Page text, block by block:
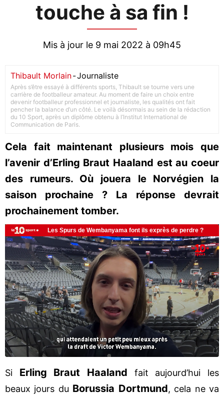
touche à sa fin !
Mis à jour le 9 mai 2022 à 09h45
Thibault Morlain-Journaliste
Après s’être essayé à différents sports, Thibault se tourne vers une
carrière de footballeur amateur. Au moment de faire un choix entre
devenir footballeur professionnel et journaliste, les qualités ont fait
pencher la balance d’un côté. Le voilà désormais au sein de la rédaction
du 10 Sport, après un diplôme obtenu à l’Institut International de
Communication de Paris.
Cela fait maintenant plusieurs mois que
l’avenir d’Erling Braut Haaland est au coeur
des rumeurs. Où jouera le Norvégien la
saison prochaine ? La réponse devrait
prochainement tomber.
Si Erling Braut Haaland fait aujourd’hui les
beaux jours du Borussia Dortmund, cela ne va